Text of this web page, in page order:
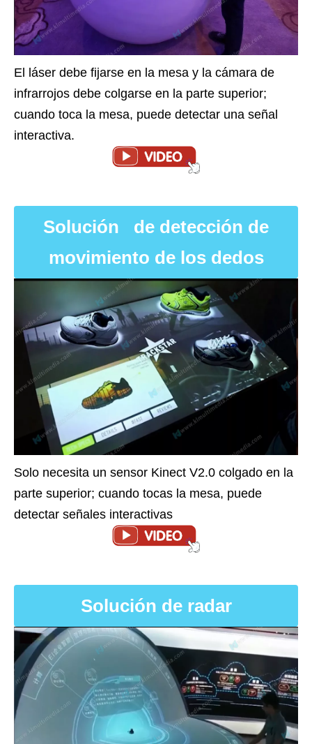
El láser debe fijarse en la mesa y la cámara de
infrarrojos debe colgarse en la parte superior;
cuando toca la mesa, puede detectar una señal
interactiva.
Solución de detección de
movimiento de los dedos
Solo necesita un sensor Kinect V2.0 colgado en la
parte superior; cuando tocas la mesa, puede
detectar señales interactivas
Solución de radar